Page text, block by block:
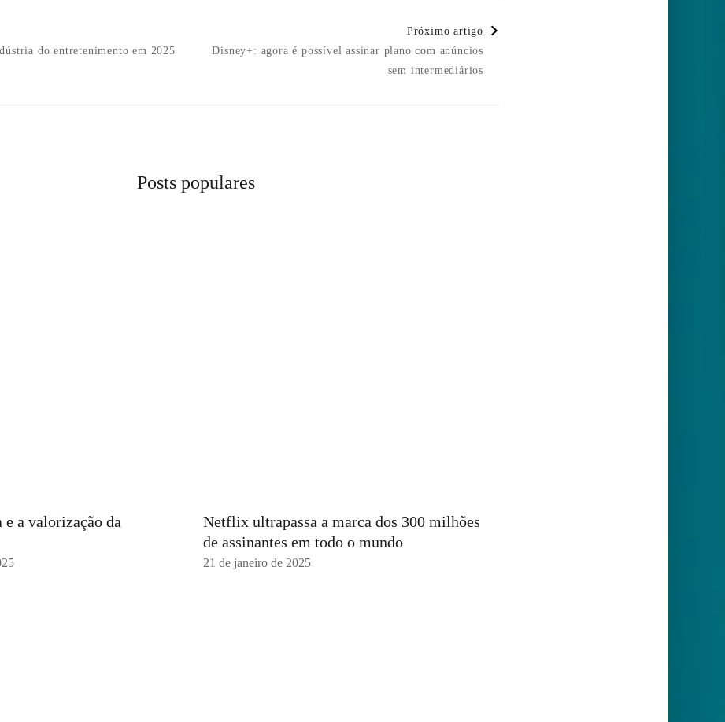
do entretenimento em 2025
Próximo artigo
Disney+: agora é possível assinar plano com anúncios
sem intermediários
Posts populares
e a valorização da
Netflix ultrapassa a marca dos 300 milhões
de assinantes em todo o mundo
21 de janeiro de 2025